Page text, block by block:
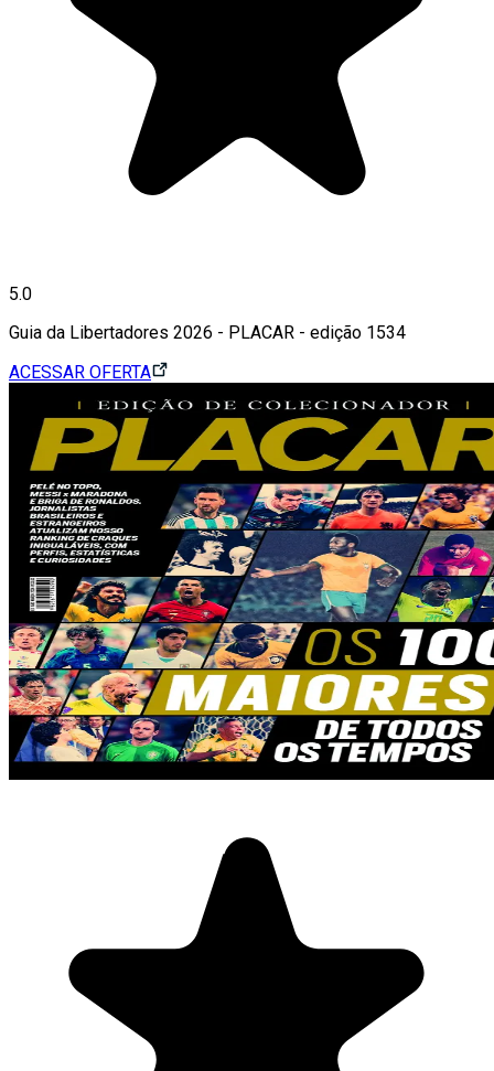
5.0
Guia da Libertadores 2026 - PLACAR - edição 1534
ACESSAR OFERTA